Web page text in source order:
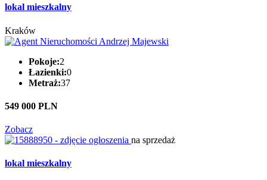
lokal mieszkalny
Kraków
Pokoje:2
Łazienki:0
Metraż:37
549 000 PLN
Zobacz
na sprzedaż
lokal mieszkalny